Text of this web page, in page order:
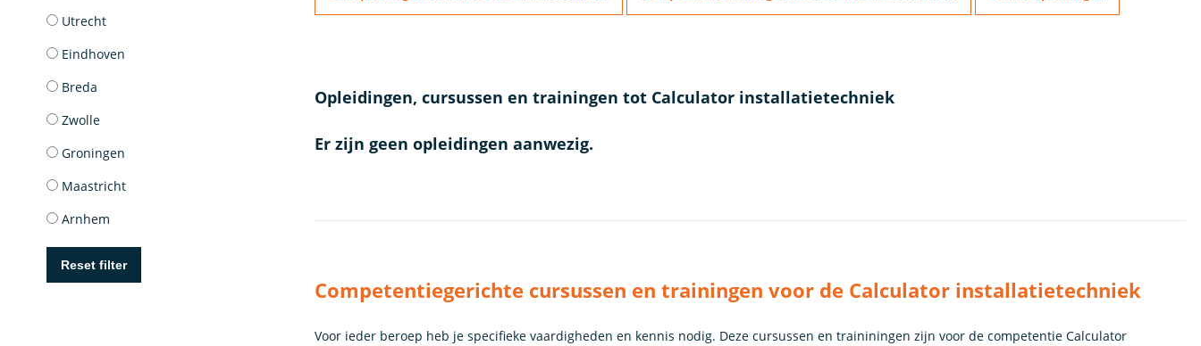
Utrecht
Eindhoven
Breda
Zwolle
Groningen
Maastricht
Arnhem
Reset filter
Opleidingen, cursussen en trainingen tot Calculator installatietechniek
Er zijn geen opleidingen aanwezig.
Competentiegerichte cursussen en trainingen voor de Calculator installatietechniek
Voor ieder beroep heb je specifieke vaardigheden en kennis nodig. Deze cursussen en traininingen zijn voor de competentie Calculator